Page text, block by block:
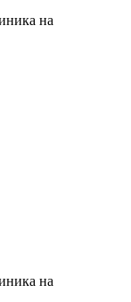
на
на